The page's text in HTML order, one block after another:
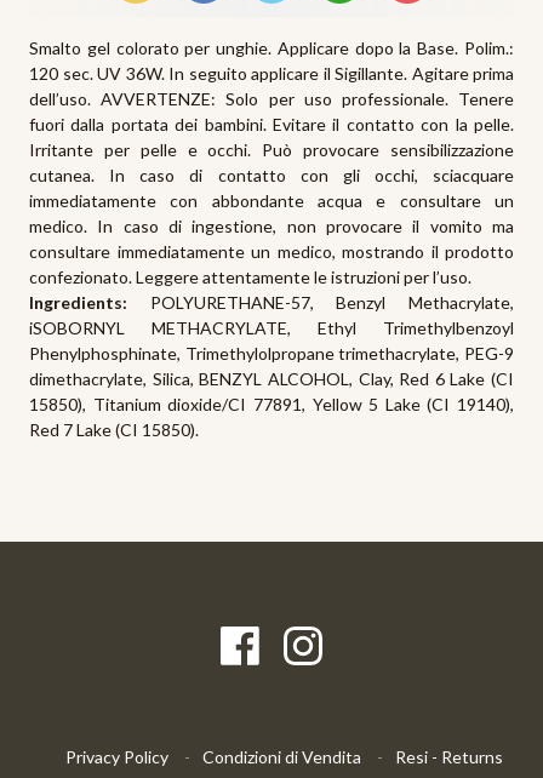
Smalto gel colorato per unghie. Applicare dopo la Base. Polim.:
120 sec. UV 36W. In seguito applicare il Sigillante. Agitare prima
dell’uso. AVVERTENZE: Solo per uso professionale. Tenere
fuori dalla portata dei bambini. Evitare il contatto con la pelle.
Irritante per pelle e occhi. Può provocare sensibilizzazione
cutanea. In caso di contatto con gli occhi, sciacquare
immediatamente con abbondante acqua e consultare un
medico. In caso di ingestione, non provocare il vomito ma
consultare immediatamente un medico, mostrando il prodotto
confezionato. Leggere attentamente le istruzioni per l’uso.
Ingredients: POLYURETHANE-57, Benzyl Methacrylate,
iSOBORNYL METHACRYLATE, Ethyl Trimethylbenzoyl
Phenylphosphinate, Trimethylolpropane trimethacrylate, PEG-9
dimethacrylate, Silica, BENZYL ALCOHOL, Clay, Red 6 Lake (CI
15850), Titanium dioxide/CI 77891, Yellow 5 Lake (CI 19140),
Red 7 Lake (CI 15850).
Privacy Policy Condizioni di Vendita Resi - Returns